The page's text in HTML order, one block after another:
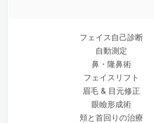
フェイス自己診断
自動測定
鼻・隆鼻術
フェイスリフト
眉毛 & 目元修正
眼瞼形成術
頬と首回りの治療